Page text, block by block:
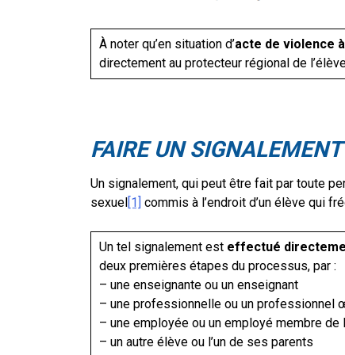
À noter qu’en situation d’acte de violence
directement au protecteur régional de
FAIRE UN SIGNALEMENT
Un signalement, qui peut être fait par toute
sexuel[1] commis à l’endroit d’un élève qui
Un tel signalement est effectué
deux premières étapes du processus, par :
– une enseignante ou un enseignant
– une professionnelle ou un professionnel
– une employée ou un employé membre
– un autre élève ou l’un de ses parents